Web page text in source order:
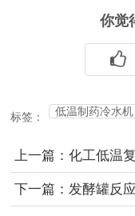
你觉
标签： 低温制药冷水机
上一篇：化工低温
下一篇：发酵罐反